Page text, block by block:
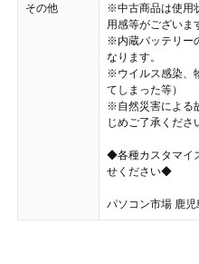
その他
※中古商品は使用
用感等がございま
※内蔵バッテリー
なります。
※ウイルス感染、
てしまった等）
※自然災害による
じめご了承くださ
◆各種カスタマイ
せください◆
パソコン市場 鹿